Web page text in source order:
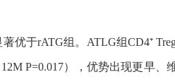
优于rATG组。ATLG组CD4⁺
P=0.017），优势出现更早